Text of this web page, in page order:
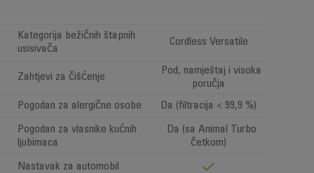
Kategorija bežičnih štapnih
usisivača
Cordless Versatile
Zahtjevi za čišćenje
Pod, namještaj i visoka
poručja
Pogodan za alergične osobe
Da (filtracija < 99,9 %)
Pogodan za vlasnike kućnih
ljubimaca
Da (sa Animal Turbo
četkom)
Nastavak za automobil